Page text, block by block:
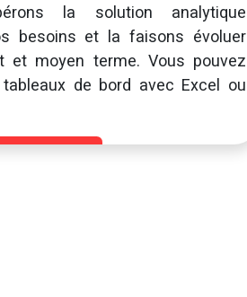
la solution analytique
besoins et la faisons évoluer
moyen terme. Vous pouvez
de bord avec Excel ou